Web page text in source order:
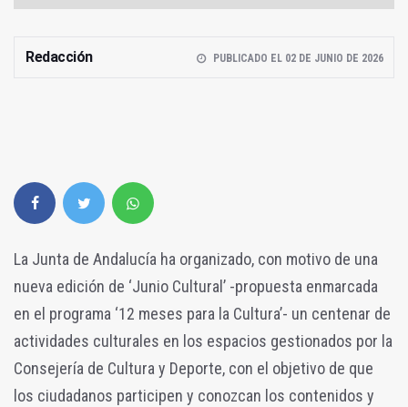
Redacción PUBLICADO EL 02 DE JUNIO DE 2026
La Junta de Andalucía ha organizado, con motivo de una
nueva edición de ‘Junio Cultural’ -propuesta enmarcada
en el programa ‘12 meses para la Cultura’- un centenar de
actividades culturales en los espacios gestionados por la
Consejería de Cultura y Deporte, con el objetivo de que
los ciudadanos participen y conozcan los contenidos y